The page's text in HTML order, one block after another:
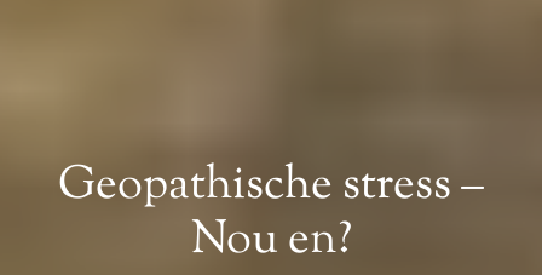
Geopathische stress –
Nou en?